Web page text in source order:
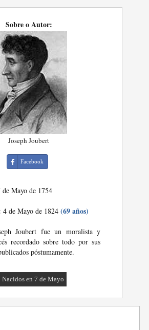
Sobre o Autor:
Joseph Joubert
Facebook
de Mayo de 1754
4 de Mayo de 1824(69 años)
Joubert fue un moralista y
recordado sobre todo por sus
póstumamente.
Nacidos en 7 de Mayo